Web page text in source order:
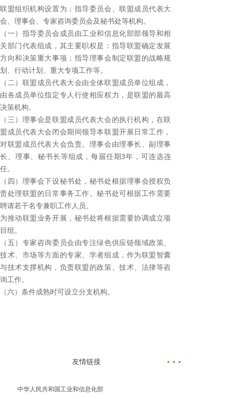
联盟组织机构设置为：指导委员会、联盟成员代表大
会、理事会、专家咨询委员会及秘书处等机构。
（一）指导委员会成员由工业和信息化部部领导和相
关部门代表组成，其主要职权是：指导联盟确定发展
方向和决策重大事项；指导理事会制定联盟的战略规
划、行动计划、重大专项工作等。
（二）联盟成员代表大会由全体联盟成员单位组成，
由各成员单位指定专人行使相应权力，是联盟的最高
决策机构。
（三）理事会是联盟成员代表大会的执行机构，在联
盟成员代表大会闭会期间领导本联盟开展日常工作，
对联盟成员代表大会负责。理事会由理事长、副理事
长、理事、秘书长等组成，每届任期3年，可连选连
任。
（四）理事会下设秘书处，秘书处根据理事会授权负
责处理联盟的日常事务工作。秘书处可根据工作需要
聘请若干名专兼职工作人员。
为推动联盟业务开展，秘书处将根据需要协调成立项
目组。
（五）专家咨询委员会由专注绿色供应链领域政策、
技术、市场等方面的专家、学者组成，作为联盟智囊
与技术支撑机构，负责联盟的政策、技术、法律等咨
询工作。
（六）条件成熟时可设立分支机构。
友情链接 ···
中华人民共和国工业和信息化部